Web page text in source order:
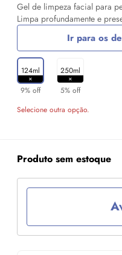
Gel de limpeza facial para
Limpa profundamente e
Ir para os
124ml
9% off
250ml
5% off
Selecione outra opção.
Produto sem estoque